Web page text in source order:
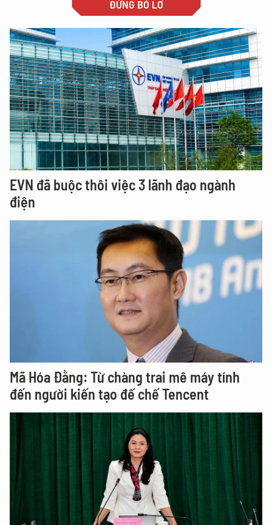
ĐỪNG BỎ LỠ
EVN đã buộc thôi việc 3 lãnh đạo ngành
điện
Mã Hóa Đằng: Từ chàng trai mê máy tính
đến người kiến tạo đế chế Tencent